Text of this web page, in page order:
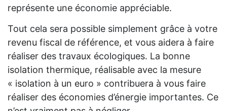
représente une économie appréciable.
Tout cela sera possible simplement grâce à votre
revenu fiscal de référence, et vous aidera à faire
réaliser des travaux écologiques. La bonne
isolation thermique, réalisable avec la mesure
« isolation à un euro » contribuera à vous faire
réaliser des économies d’énergie importantes. Ce